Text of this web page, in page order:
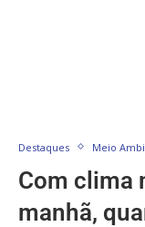
Destaques Meio
Com clima
manhã,